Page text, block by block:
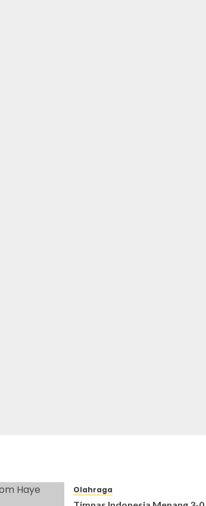
Olahraga